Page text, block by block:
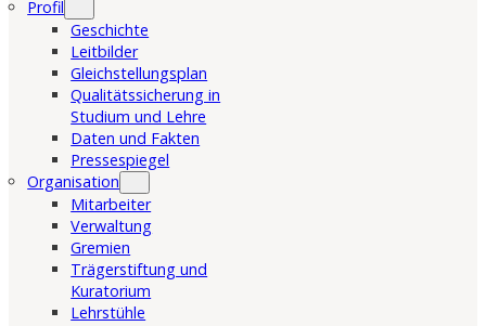
Profil
Geschichte
Leitbilder
Gleichstellungsplan
Qualitätssicherung in
Studium und Lehre
Daten und Fakten
Pressespiegel
Organisation
Mitarbeiter
Verwaltung
Gremien
Trägerstiftung und
Kuratorium
Lehrstühle